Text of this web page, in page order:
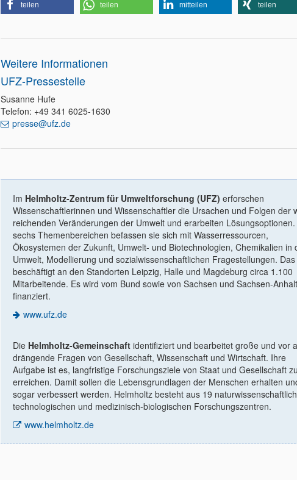
teilen teilen mitteilen teilen
Weitere Informationen
UFZ-Pressestelle
Susanne Hufe
Telefon: +49 341 6025-1630
presse@ufz.de
Im Helmholtz-Zentrum für Umweltforschung (UFZ) erforschen
Wissenschaftlerinnen und Wissenschaftler die Ursachen und Folgen der
reichenden Veränderungen der Umwelt und erarbeiten Lösungsoptionen.
sechs Themenbereichen befassen sie sich mit Wasserressourcen,
Ökosystemen der Zukunft, Umwelt- und Biotechnologien, Chemikalien in
Umwelt, Modellierung und sozialwissenschaftlichen Fragestellungen.
beschäftigt an den Standorten Leipzig, Halle und Magdeburg circa 1.100
Mitarbeitende. Es wird vom Bund sowie von Sachsen und Sachsen-Anhalt
finanziert.
www.ufz.de
Die Helmholtz-Gemeinschaft identiﬁziert und bearbeitet große und vor
drängende Fragen von Gesellschaft, Wissenschaft und Wirtschaft. Ihre
Aufgabe ist es, langfristige Forschungsziele von Staat und Gesellschaft zu
erreichen. Damit sollen die Lebensgrundlagen der Menschen erhalten
sogar verbessert werden. Helmholtz besteht aus 19
technologischen und medizinisch-biologischen Forschungszentren.
www.helmholtz.de